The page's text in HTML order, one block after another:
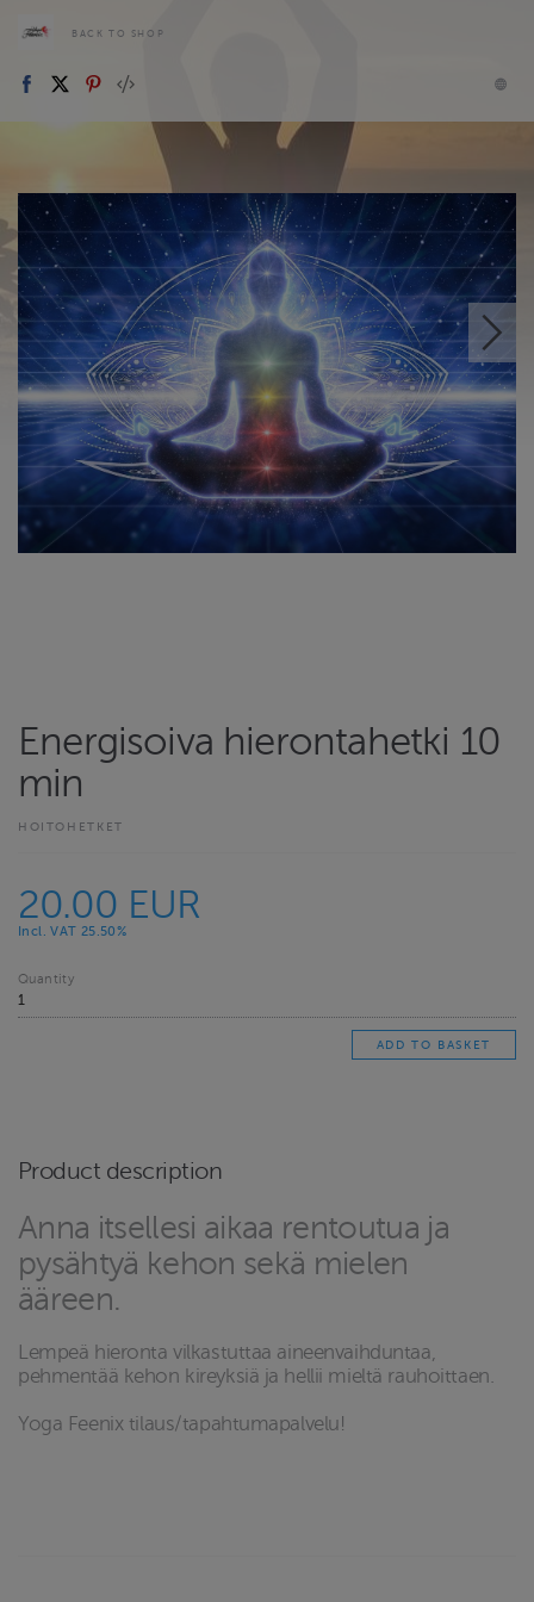
BACK TO SHOP
Energisoiva hierontahetki 10
min
HOITOHETKET
20.00 EUR
Incl. VAT 25.50%
Quantity
Product description
Anna itsellesi aikaa rentoutua ja
pysähtyä kehon sekä mielen
ääreen.
Lempeä hieronta vilkastuttaa aineenvaihduntaa,
pehmentää kehon kireyksiä ja hellii mieltä rauhoittaen.
Yoga Feenix tilaus/tapahtumapalvelu!